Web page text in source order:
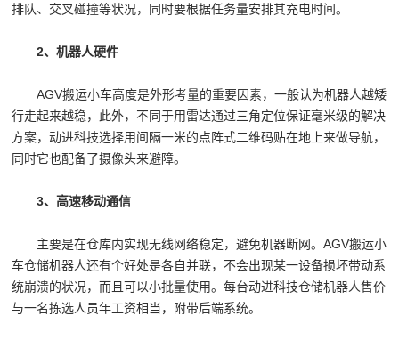
排队、交叉碰撞等状况，同时要根据任务量安排其充电时间。
2、机器人硬件
AGV搬运小车高度是外形考量的重要因素，一般认为机器人越矮
行走起来越稳，此外，不同于用雷达通过三角定位保证毫米级的解决
方案，动进科技选择用间隔一米的点阵式二维码贴在地上来做导航，
同时它也配备了摄像头来避障。
3、高速移动通信
主要是在仓库内实现无线网络稳定，避免机器断网。AGV搬运小
车仓储机器人还有个好处是各自并联，不会出现某一设备损坏带动系
统崩溃的状况，而且可以小批量使用。每台动进科技仓储机器人售价
与一名拣选人员年工资相当，附带后端系统。